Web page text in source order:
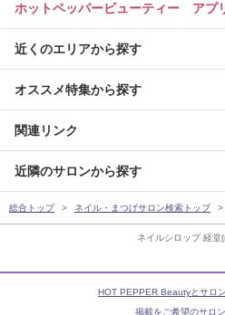
ネイルシロップ 経堂
ホットペッパービューティー アプ
近くのエリアから探す
オススメ特集から探す
関連リンク
近隣のサロンから探す
総合トップ ネイル・まつげサロン検索トップ
HOT PEPPER Beautyとサロ
掲載をご希望のサロ